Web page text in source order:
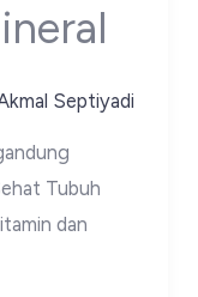
Septiyadi
Tubuh
dan